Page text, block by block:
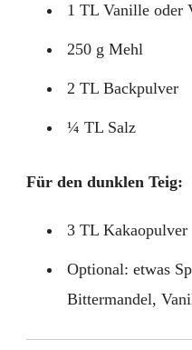
1 TL Vanille oder
250 g Mehl
2 TL Backpulver
¼ TL Salz
Für den dunklen Teig:
3 TL Kakaopulver
Optional: etwas
Bittermandel,